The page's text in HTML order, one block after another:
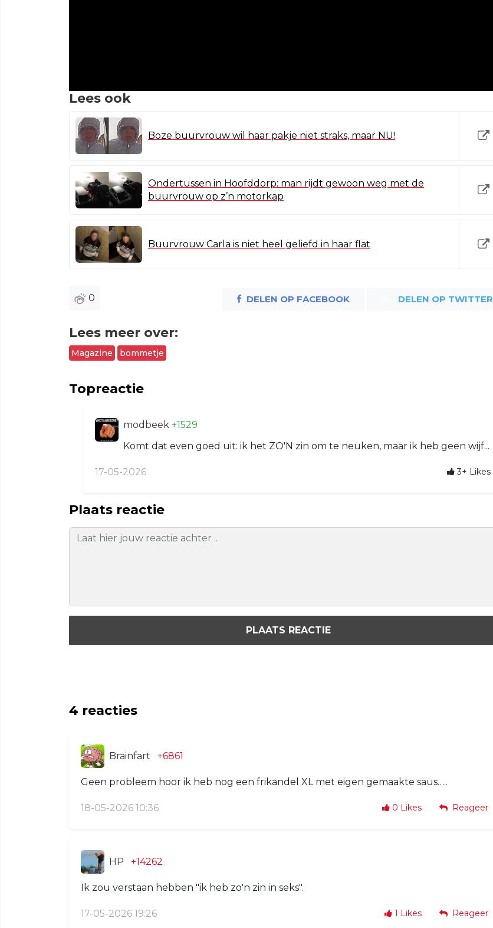
Lees ook
Boze buurvrouw wil haar pakje niet straks, maar NU!
Ondertussen in Hoofddorp: man rijdt gewoon weg met de
buurvrouw op z’n motorkap
Buurvrouw Carla is niet heel geliefd in haar flat
0 DELEN OP FACEBOOK DELEN OP TWITTER
Lees meer over:
Magazine bommetje
Topreactie
modbeek +1529
Komt dat even goed uit: ik het ZO'N zin om te neuken, maar ik heb geen wijf...
17-05-2026 3+ Likes
Plaats reactie
PLAATS REACTIE
4 reacties
Brainfart +6861
Geen probleem hoor ik heb nog een frikandel XL met eigen gemaakte saus…..
18-05-2026 10:36 0 Likes Reageer
HP +14262
Ik zou verstaan hebben "ik heb zo'n zin in seks".
17-05-2026 19:26 1 Likes Reageer